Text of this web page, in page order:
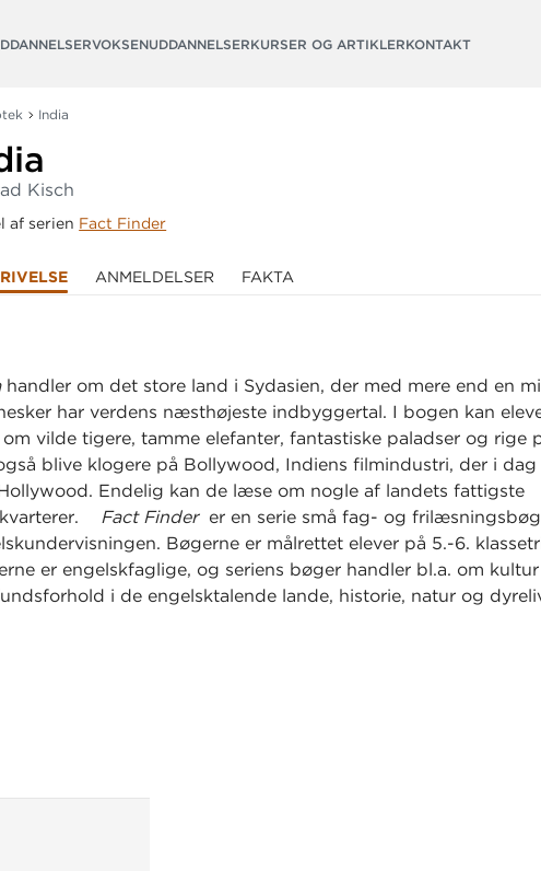
VOKSENUDDANNELSERKURSER OG ARTIKLERKONTAKT
India
Kisch
af serien Fact Finder
ANMELDELSER FAKTA
handler om det store land i Sydasien, der med mere end en
har verdens næsthøjeste indbyggertal. I bogen kan
vilde tigere, tamme elefanter, fantastiske paladser og rige
blive klogere på Bollywood, Indiens filmindustri, der i dag
Endelig kan de læse om nogle af landets fattigste
Fact Finder er en serie små fag- og
Bøgerne er målrettet elever på 5.-6.
er engelskfaglige, og seriens bøger handler bl.a. om
i de engelsktalende lande, historie, natur og